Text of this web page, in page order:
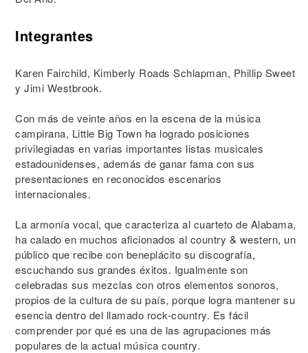
Integrantes
Karen Fairchild, Kimberly Roads Schlapman, Phillip Sweet
y Jimi Westbrook.
Con más de veinte años en la escena de la música
campirana, Little Big Town ha logrado posiciones
privilegiadas en varias importantes listas musicales
estadounidenses, además de ganar fama con sus
presentaciones en reconocidos escenarios
internacionales.
La armonía vocal, que caracteriza al cuarteto de Alabama,
ha calado en muchos aficionados al country & western, un
público que recibe con beneplácito su discografía,
escuchando sus grandes éxitos. Igualmente son
celebradas sus mezclas con otros elementos sonoros,
propios de la cultura de su país, porque logra mantener su
esencia dentro del llamado rock-country. Es fácil
comprender por qué es una de las agrupaciones más
populares de la actual música country.